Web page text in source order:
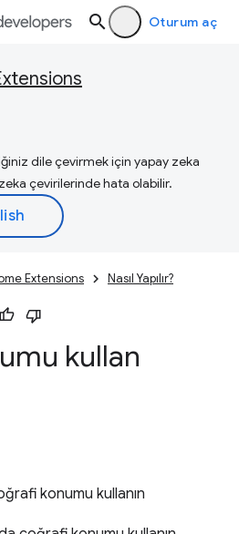
Oturum aç
dile çevirmek için yapay zeka
çevirilerinde hata olabilir.
Extensions Nasıl Yapılır?
kullan
konumu kullanın